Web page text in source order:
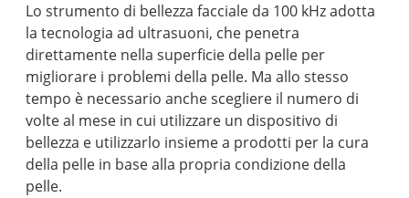
Lo strumento di bellezza facciale da 100 kHz adotta
la tecnologia ad ultrasuoni, che penetra
direttamente nella superficie della pelle per
migliorare i problemi della pelle. Ma allo stesso
tempo è necessario anche scegliere il numero di
volte al mese in cui utilizzare un dispositivo di
bellezza e utilizzarlo insieme a prodotti per la cura
della pelle in base alla propria condizione della
pelle.